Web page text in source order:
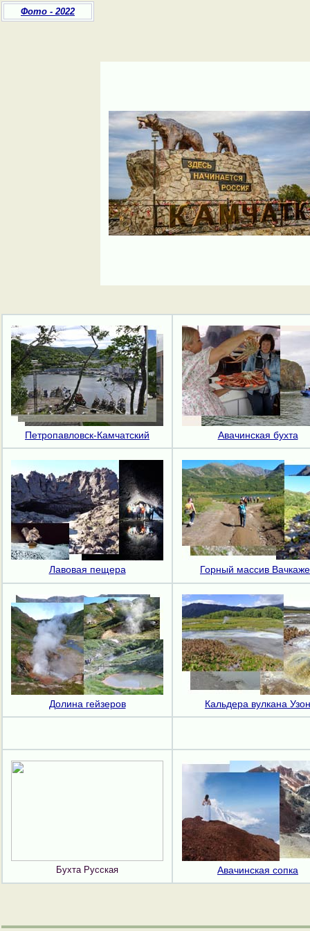
Фото - 2022
Петропавловск-Камчатский Авачинская бухта
Лавовая пещера Горный массив
Долина гейзеров Кальдера вулкана Узон
Бухта Русская Авачинская сопка